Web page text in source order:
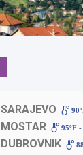
SARAJEVO
MOSTAR
95ºF
DUBROVNIK